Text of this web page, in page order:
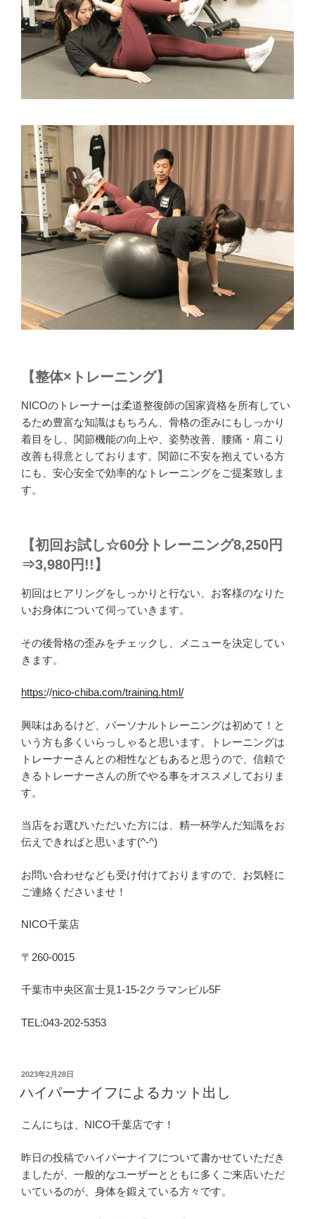
【整体×トレーニング】
NICOのトレーナーは柔道整復師の国家資格を所有してい
るため豊富な知識はもちろん、骨格の歪みにもしっかり
着目をし、関節機能の向上や、姿勢改善、腰痛・肩こり
改善も得意としております。関節に不安を抱えている方
にも、安心安全で効率的なトレーニングをご提案致しま
す。
【初回お試し☆60分トレーニング8,250円
⇒3,980円!!】
初回はヒアリングをしっかりと行ない、お客様のなりた
いお身体について伺っていきます。
その後骨格の歪みをチェックし、メニューを決定してい
きます。
https://nico-chiba.com/training.html/
興味はあるけど、パーソナルトレーニングは初めて！と
いう方も多くいらっしゃると思います。トレーニングは
トレーナーさんとの相性などもあると思うので、信頼で
きるトレーナーさんの所でやる事をオススメしておりま
す。
当店をお選びいただいた方には、精一杯学んだ知識をお
伝えできればと思います(^-^)
お問い合わせなども受け付けておりますので、お気軽に
ご連絡くださいませ！
NICO千葉店
〒260-0015
千葉市中央区富士見1-15-2クラマンビル5F
TEL:043-202-5353
投
日:
2023年2月28日
ハイパーナイフによるカット出し
こんにちは、NICO千葉店です！
昨日の投稿でハイパーナイフについて書かせていただき
ましたが、一般的なユーザーとともに多くご来店いただ
いているのが、身体を鍛えている方々です。